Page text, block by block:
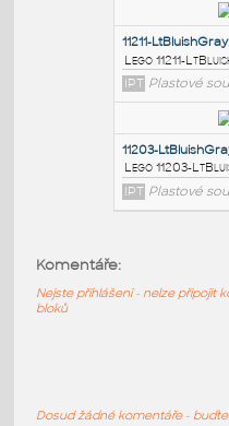
3701-Yellow:
Lego 3701-
IPT
3701-
Lego 3701-
IPT
Lego 11211-
Lego
Komentáře:
Nejste přihlášeni - nelze připojit
bloků
Dosud žádné komentáře -